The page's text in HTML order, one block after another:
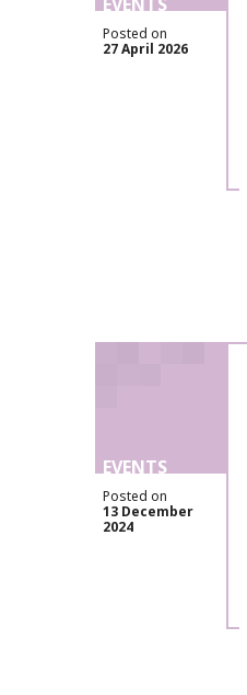
Posted on
27 April 2026
EVENTS
Posted on
13 December
2024